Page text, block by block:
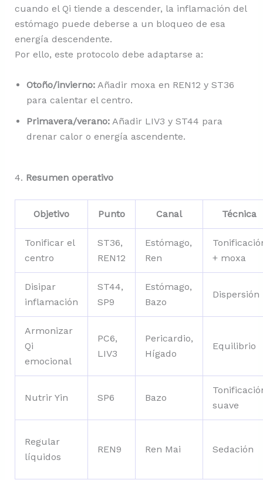
cuando el Qi tiende a descender, la inflamación del
estómago puede deberse a un bloqueo de esa
energía descendente.
Por ello, este protocolo debe adaptarse a:
Otoño/invierno:Añadir moxa en REN12 y ST36
para calentar el centro.
Primavera/verano:Añadir LIV3 y ST44 para
drenar calor o energía ascendente.
4. Resumen operativo
Objetivo Punto Canal Técnica
Tonificar el
centro
ST36,
REN12
Estómago,
Ren
+ moxa
Disipar
inflamación
ST44,
SP9
Estómago,
Bazo
Dispersión
Armonizar
Qi
emocional
PC6,
LIV3
Pericardio,
Hígado
Equilibrio
Nutrir Yin SP6 Bazo
suave
Regular
líquidos
REN9 Ren Mai Sedación